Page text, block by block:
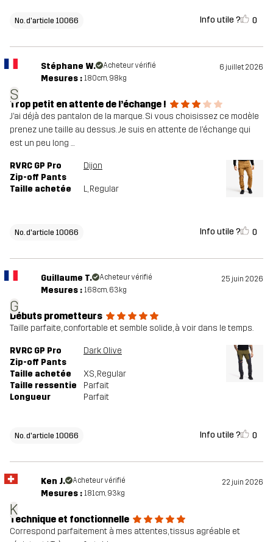
No. d'article 10066 Info utile ? 0
S
Stéphane W. Acheteur vérifié 6 juillet 2026
Mesures : 180cm, 98kg
Trop petit en attente de l’échange !
J’ai déjà des pantalon de la marque. Si vous choisissez ce modèle
prenez une taille au dessus. Je suis en attente de l’échange qui
est un peu long …
RVRC GP Pro
Zip-off Pants
Dijon
Taille achetée L, Regular
No. d'article 10066 Info utile ? 0
G
Guillaume T. Acheteur vérifié 25 juin 2026
Mesures : 168cm, 63kg
Débuts prometteurs
Taille parfaite, confortable et semble solide, à voir dans le temps.
RVRC GP Pro
Zip-off Pants
Dark Olive
Taille achetée XS, Regular
Taille ressentie
Parfait
Longueur
Parfait
No. d'article 10066 Info utile ? 0
K
Ken J. Acheteur vérifié 22 juin 2026
Mesures : 181cm, 93kg
Technique et fonctionnelle
Correspond parfaitement à mes attentes, tissus agréable et